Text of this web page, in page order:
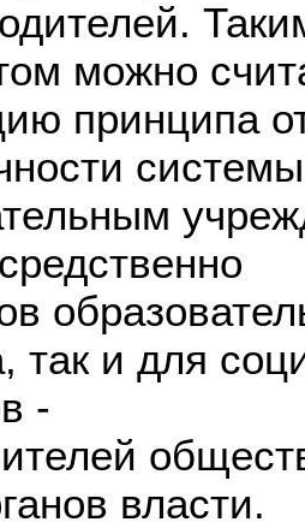
можно
принципа
так и для
-
власти.